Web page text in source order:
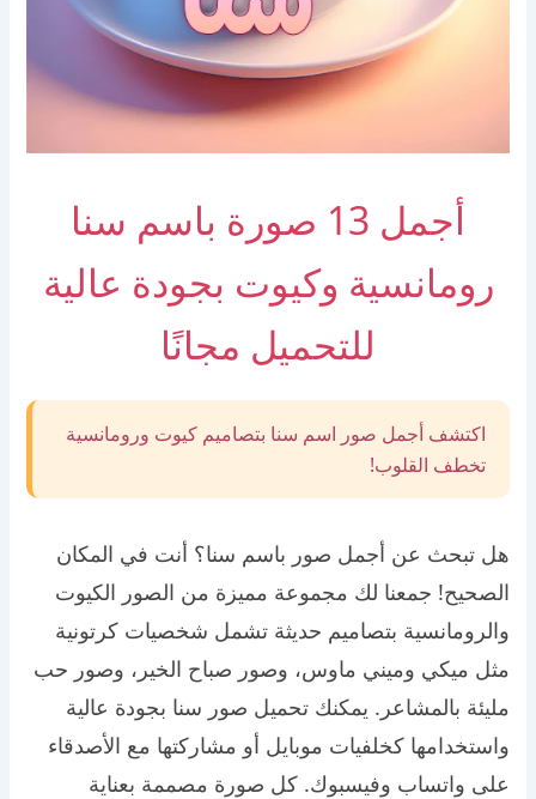
أجمل 13 صورة باسم سنا
رومانسية وكيوت بجودة عالية
للتحميل مجانًا
اكتشف أجمل صور اسم سنا بتصاميم كيوت ورومانسية
تخطف القلوب!
هل تبحث عن أجمل صور باسم سنا؟ أنت في المكان
الصحيح! جمعنا لك مجموعة مميزة من الصور الكيوت
والرومانسية بتصاميم حديثة تشمل شخصيات كرتونية
مثل ميكي وميني ماوس، وصور صباح الخير، وصور حب
مليئة بالمشاعر. يمكنك تحميل صور سنا بجودة عالية
واستخدامها كخلفيات موبايل أو مشاركتها مع الأصدقاء
على واتساب وفيسبوك. كل صورة مصممة بعناية